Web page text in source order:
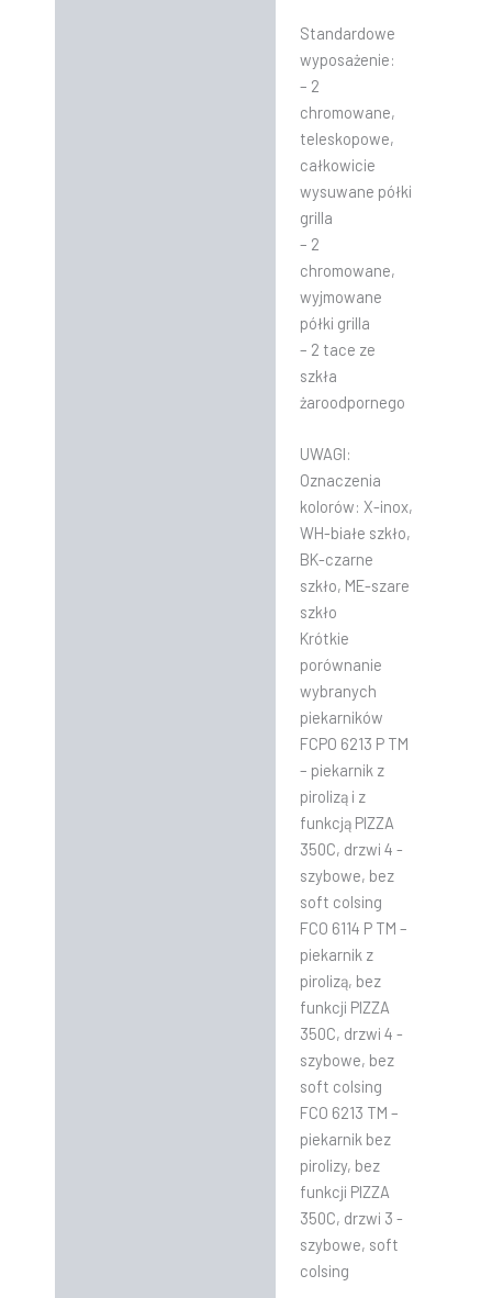
Standardowe
wyposażenie:
– 2
chromowane,
teleskopowe,
całkowicie
wysuwane półki
grilla
– 2
chromowane,
wyjmowane
półki grilla
– 2 tace ze
szkła
żaroodpornego
UWAGI:
Oznaczenia
kolorów: X-inox,
WH-białe szkło,
BK-czarne
szkło, ME-szare
szkło
Krótkie
porównanie
wybranych
piekarników
FCPO 6213 P TM
– piekarnik z
pirolizą i z
funkcją PIZZA
350C, drzwi 4 -
szybowe, bez
soft colsing
FCO 6114 P TM –
piekarnik z
pirolizą, bez
funkcji PIZZA
350C, drzwi 4 -
szybowe, bez
soft colsing
FCO 6213 TM –
piekarnik bez
pirolizy, bez
funkcji PIZZA
350C, drzwi 3 -
szybowe, soft
colsing